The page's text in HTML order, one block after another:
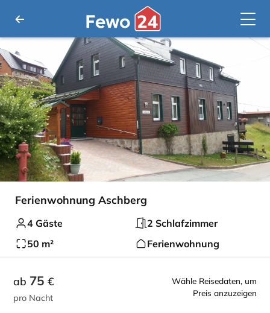
Ferienwohnung Aschberg
4 Gäste
2 Schlafzimmer
50 m²
Ferienwohnung
Wähle Reisedaten, um
Preis anzuzeigen
ab 75 €
pro Nacht